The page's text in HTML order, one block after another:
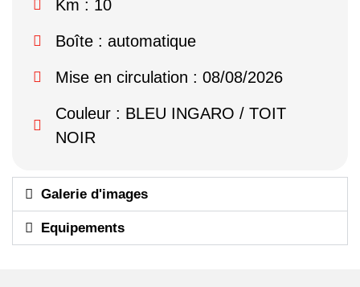
Km : 10
Boîte : automatique
Mise en circulation : 08/08/2026
Couleur : BLEU INGARO / TOIT
NOIR
Galerie d'images
Equipements